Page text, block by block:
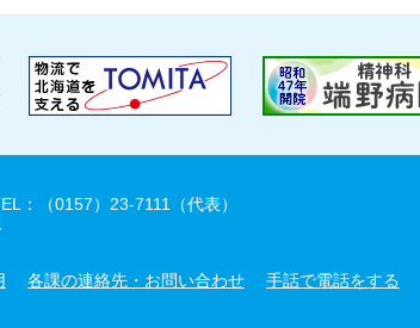
：（0157）23-7111（代表）
各課の連絡先・お問い合わせ 手話で電話をする